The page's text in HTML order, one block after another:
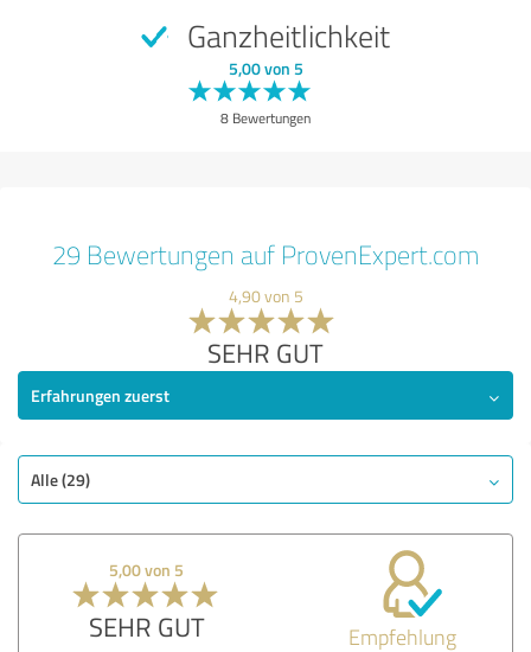
Ganzheitlichkeit
5,00 von 5
8 Bewertungen
29 Bewertungen auf ProvenExpert.com
4,90 von 5
SEHR GUT
Erfahrungen zuerst
Alle (29)
5,00 von 5
SEHR GUT Empfehlung